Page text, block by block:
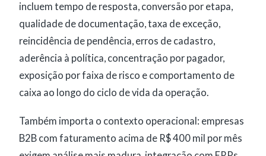
incluem tempo de resposta, conversão por etapa,
qualidade de documentação, taxa de exceção,
reincidência de pendência, erros de cadastro,
aderência à política, concentração por pagador,
exposição por faixa de risco e comportamento de
caixa ao longo do ciclo de vida da operação.
Também importa o contexto operacional: empresas
B2B com faturamento acima de R$ 400 mil por mês